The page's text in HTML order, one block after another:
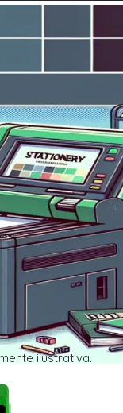
ilustrativa.